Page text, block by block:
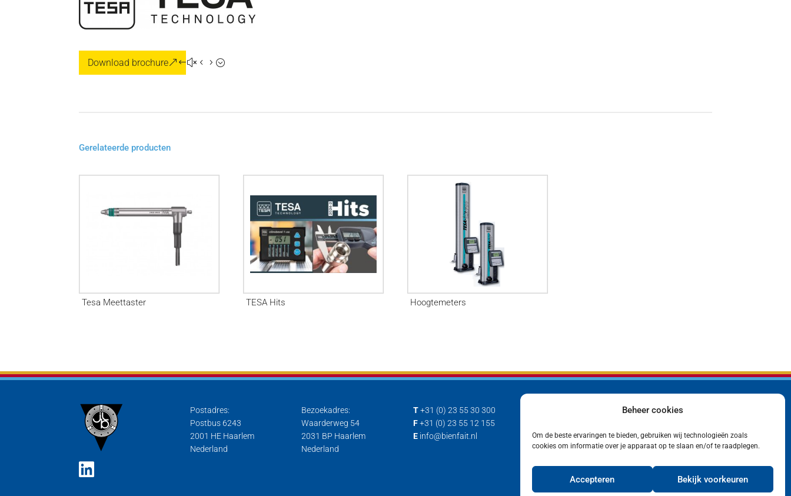
Beheer cookies
Om de beste ervaringen te bieden, gebruiken wij technologieën zoals
cookies om informatie over je apparaat op te slaan en/of te raadplegen.
Accepteren Bekijk voorkeuren
Download brochure
Gerelateerde producten
Tesa Meettaster TESA Hits Hoogtemeters
Postadres:
Postbus 6243
2001 HE Haarlem
Nederland
Bezoekadres:
Waarderweg 54
2031 BP Haarlem
Nederland
T +31 (0) 23 55 30 300
F +31 (0) 23 55 12 155
E info@bienfait.nl
Contact
Privacyverklaring